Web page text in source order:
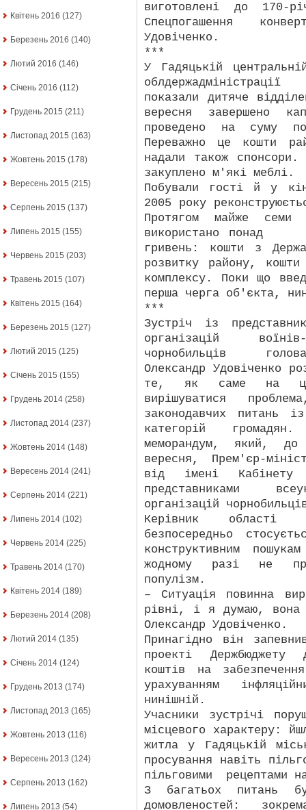
Квітень 2016 (127)
Березень 2016 (140)
Лютий 2016 (146)
Січень 2016 (112)
Грудень 2015 (211)
Листопад 2015 (163)
Жовтень 2015 (178)
Вересень 2015 (215)
Серпень 2015 (137)
Липень 2015 (155)
Червень 2015 (203)
Травень 2015 (107)
Квітень 2015 (164)
Березень 2015 (127)
Лютий 2015 (125)
Січень 2015 (155)
Грудень 2014 (258)
Листопад 2014 (237)
Жовтень 2014 (148)
Вересень 2014 (241)
Серпень 2014 (221)
Липень 2014 (102)
Червень 2014 (225)
Травень 2014 (170)
Квітень 2014 (189)
Березень 2014 (208)
Лютий 2014 (135)
Січень 2014 (124)
Грудень 2013 (174)
Листопад 2013 (165)
Жовтень 2013 (116)
Вересень 2013 (124)
Серпень 2013 (162)
Липень 2013 (54)
виготовлені до 170-
Спецпогашення
Удовіченко.
***
У Гадяцькій
показали дитяче
вересня завершено
проведено на суму
Переважно це кошти
надали також спонсори.
закуплено м'які меблі.
Побували гості й у
2005 року
Протягом майже семи
використано понад
гривень: кошти з
розвитку району, кошти
комплексу. Поки що
перша черга об'єкта,
***
Зустріч із
організацій
чорнобильців
Олександр Удовіченко
те, як саме на
вирішуватися
законодавчих питань
категорій
меморандум, який,
вересня, Прем'єр-
від імені Кабінету
представниками
організацій
Керівник
безпосередньо
конструктивним
жодному разі не
популізм.
– Ситуація повинна
рівні, і я думаю, вона
Олександр Удовіченко.
Принагідно він
проекті Держбюджету
коштів на
урахуванням
нинішній.
Учасники зустрічі
місцевого характеру:
житла у Гадяцькій
просування навіть
пільговими
рецептами
З багатьох питань
домовленостей: